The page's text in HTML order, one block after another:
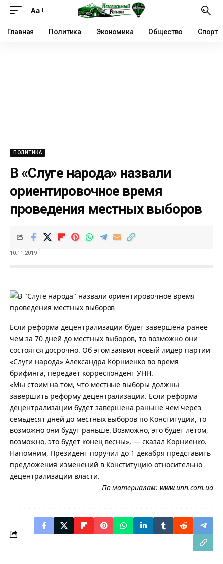
Аа
Главная Политика Экономика Общество Спорт
ПОЛИТИКА
В «Слуге народа» назвали
ориентировочное время
проведения местных выборов
10.11.2019
Если реформа децентрализации будет завершена ранее
чем за 70 дней до местных выборов, то возможно они
состоятся досрочно. Об этом заявил новый лидер партии
«Слуги народа» Александра Корниенко во время
брифинга, передает корреспондент УНН.
«Мы стоим на том, что местные выборы должны
завершить реформу децентрализации. Если реформа
децентрализации будет завершена раньше чем через
семьдесят дней до местных выборов по Конституции, то
возможно они будут раньше. Возможно, это будет летом,
возможно, это будет конец весны», — сказал Корниенко.
Напомним, Президент поручил до 1 декабря представить
предложения изменений в Конституцию относительно
децентрализации власти.
По материалам: www.unn.com.ua